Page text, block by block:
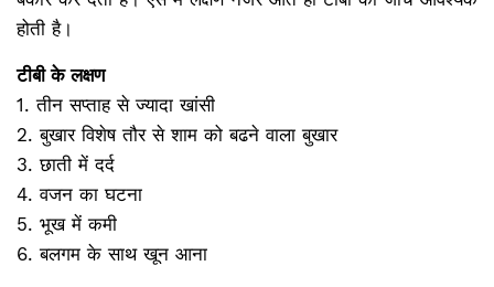
होती है।
टीबी के लक्षण
1. तीन सप्‍ताह से ज्‍यादा खांसी
2. बुखार विशेष तौर से शाम को बढने वाला बुखार
3. छाती में दर्द
4. वजन का घटना
5. भूख में कमी
6. बलगम के साथ खून आना